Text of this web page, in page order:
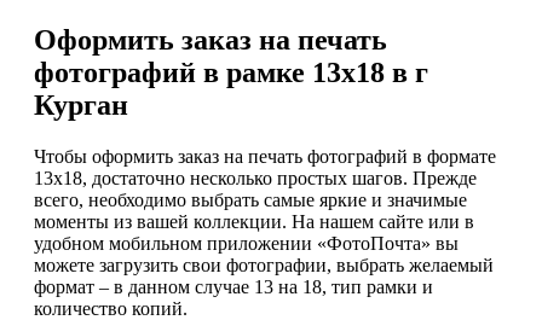
Оформить заказ на печать
фотографий в рамке 13х18 в г
Курган
Чтобы оформить заказ на печать фотографий в формате
13х18, достаточно несколько простых шагов. Прежде
всего, необходимо выбрать самые яркие и значимые
моменты из вашей коллекции. На нашем сайте или в
удобном мобильном приложении «ФотоПочта» вы
можете загрузить свои фотографии, выбрать желаемый
формат – в данном случае 13 на 18, тип рамки и
количество копий.